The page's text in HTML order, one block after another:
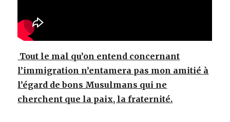
Tout le mal qu’on entend concernant
l’immigration n’entamera pas mon amitié à
l’égard de bons Musulmans qui ne
cherchent que la paix, la fraternité.